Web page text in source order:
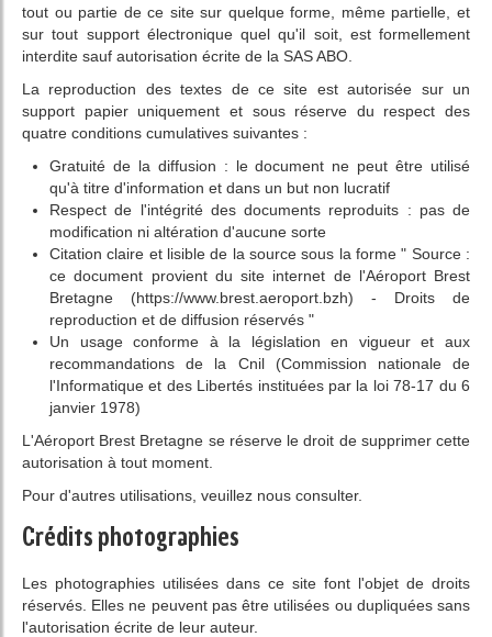
tout ou partie de ce site sur quelque forme, même partielle, et
sur tout support électronique quel qu'il soit, est formellement
interdite sauf autorisation écrite de la SAS ABO.
La reproduction des textes de ce site est autorisée sur un
support papier uniquement et sous réserve du respect des
quatre conditions cumulatives suivantes :
Gratuité de la diffusion : le document ne peut être utilisé
qu'à titre d'information et dans un but non lucratif
Respect de l'intégrité des documents reproduits : pas de
modification ni altération d'aucune sorte
Citation claire et lisible de la source sous la forme " Source :
ce document provient du site internet de l'Aéroport Brest
Bretagne (https://www.brest.aeroport.bzh) - Droits de
reproduction et de diffusion réservés "
Un usage conforme à la législation en vigueur et aux
recommandations de la Cnil (Commission nationale de
l'Informatique et des Libertés instituées par la loi 78-17 du 6
janvier 1978)
L'Aéroport Brest Bretagne se réserve le droit de supprimer cette
autorisation à tout moment.
Pour d'autres utilisations, veuillez nous consulter.
Crédits photographies
Les photographies utilisées dans ce site font l'objet de droits
réservés. Elles ne peuvent pas être utilisées ou dupliquées sans
l'autorisation écrite de leur auteur.